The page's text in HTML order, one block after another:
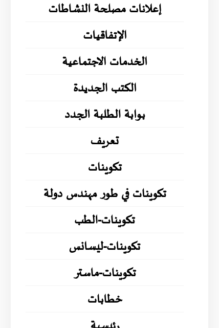
إعلانات مصلحة النشاطات
الإتفاقيات
الخدمات الاجتماعية
الكتب الجديدة
بوابة الطلبة الجدد
تعريف
تكوينات
تكوينات في طور مهندس دولة
تكوينات-الطب
تكوينات-ليسانس
تكوينات-ماستر
خطابات